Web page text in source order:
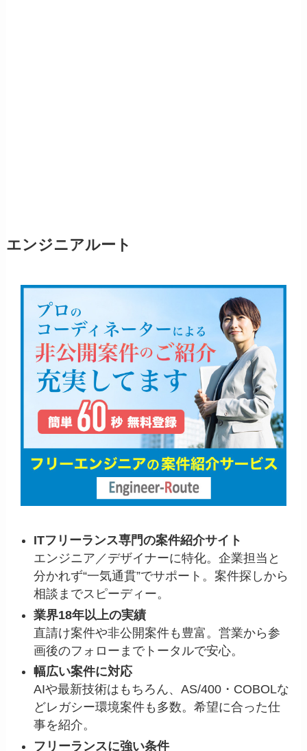
エンジニアルート
ITフリーランス専門の案件紹介サイト
エンジニア／デザイナーに特化。企業担当と
分かれず“一気通貫”でサポート。案件探しから
相談までスピーディー。
業界18年以上の実績
直請け案件や非公開案件も豊富。営業から参
画後のフォローまでトータルで安心。
幅広い案件に対応
AIや最新技術はもちろん、AS/400・COBOLな
どレガシー環境案件も多数。希望に合った仕
事を紹介。
フリーランスに強い条件